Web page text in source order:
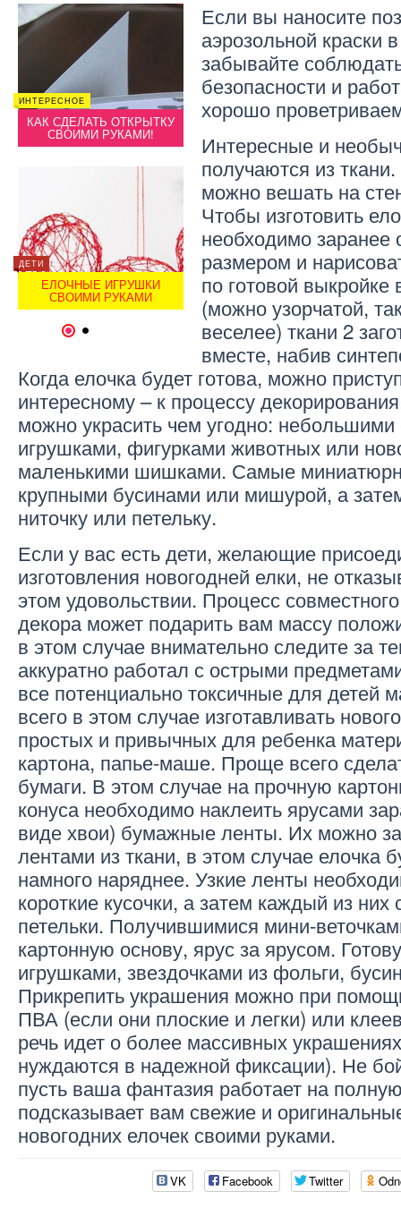
ИНТЕРЕСНОЕ
КАК СДЕЛАТЬ ОТКРЫТКУ
СВОИМИ РУКАМИ!
ДЕТИ
ЕЛОЧНЫЕ ИГРУШКИ
СВОИМИ РУКАМИ
УКРАСИТЬ ДОМ СВОИМИ
ИНТЕРЕСНОЕ
МАКИЯЖ НА ХЭЛЛОУИН
СВОИМИ РУКАМИ
КАК
ДЕТИ
Если вы наносите
аэрозольной краски
забывайте
безопасности и
хорошо
Интересные и
получаются из
можно вешать на
Чтобы изготовить
необходимо заранее
размером и
по готовой выкройке
(можно узорчатой,
веселее) ткани 2
вместе, набив
Когда елочка будет готова, можно
интересному – к процессу
можно украсить чем угодно:
игрушками, фигурками животных или
маленькими шишками. Самые
крупными бусинами или мишурой, а
ниточку или петельку.
Если у вас есть дети, желающие
изготовления новогодней елки, не
этом удовольствии. Процесс
декора может подарить вам массу
в этом случае внимательно следите за
аккуратно работал с острыми
все потенциально токсичные для детей
всего в этом случае изготавливать
простых и привычных для ребенка
картона, папье-маше. Проще всего
бумаги. В этом случае на прочную
конуса необходимо наклеить ярусами
виде хвои) бумажные ленты. Их можно
лентами из ткани, в этом случае елочка
намного наряднее. Узкие ленты
короткие кусочки, а затем каждый из
петельки. Получившимися мини-
картонную основу, ярус за ярусом.
игрушками, звездочками из фольги,
Прикрепить украшения можно при
ПВА (если они плоские и легки) или
речь идет о более массивных
нуждаются в надежной фиксации). Не
пусть ваша фантазия работает на
подсказывает вам свежие и
новогодних елочек своими руками.
VK Facebook Twitter